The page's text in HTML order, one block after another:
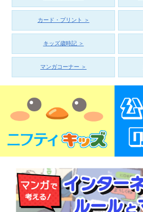
カード・プリント ＞
キッズ歳時記 ＞
マンガコーナー ＞